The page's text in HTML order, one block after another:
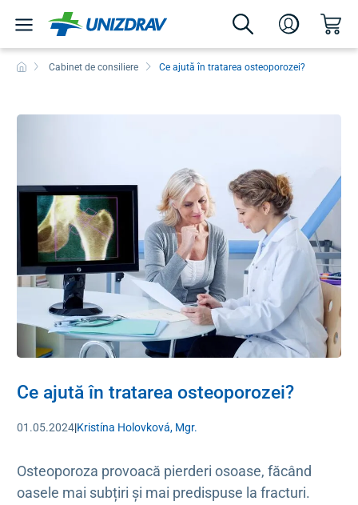
Cabinet de consiliere Ce ajută în tratarea osteoporozei?
Ce ajută în tratarea osteoporozei?
01.05.2024|Kristína Holovková, Mgr.
Osteoporoza provoacă pierderi osoase, făcând
oasele mai subțiri și mai predispuse la fracturi.